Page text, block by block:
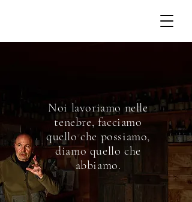
Noi lavoriamo nelle
tenebre, facciamo
quello che possiamo,
diamo quello che
abbiamo.